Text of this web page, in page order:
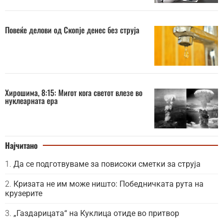
Повеќе делови од Скопје денес без струја
Хирошима, 8:15: Мигот кога светот влезе во
нуклеарната ера
Најчитано
Да се подготвуваме за повисоки сметки за струја
Кризата не им може ништо: Победничката рута на
крузерите
„Газдарицата“ на Куклица отиде во притвор